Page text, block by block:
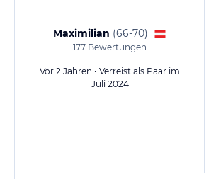
Maximilian (66-70)
177 Bewertungen
Vor 2 Jahren • Verreist als Paar im
Juli 2024